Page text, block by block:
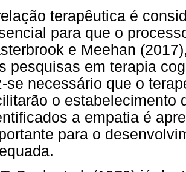
terapêutica é
para que o
e Meehan
pesquisas em terapia
se necessário que o
o estabelecimento
a empatia é
para o